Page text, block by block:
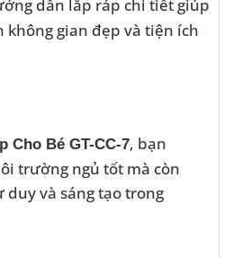
không gian đẹp và tiện ích
Cho Bé GT-CC-7, bạn
trường ngủ tốt mà còn
và sáng tạo trong